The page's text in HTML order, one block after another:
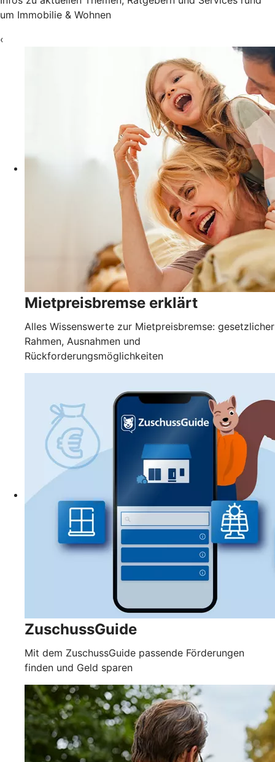
um Immobilie & Wohnen
‹
Mietpreisbremse erklärt
Alles Wissenswerte zur Mietpreisbremse: gesetzlicher
Rahmen, Ausnahmen und
Rückforderungsmöglichkeiten
ZuschussGuide
Mit dem ZuschussGuide passende Förderungen
finden und Geld sparen